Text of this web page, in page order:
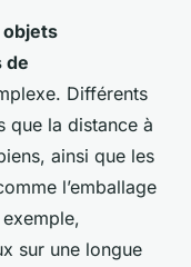
objets
de
Différents
que la distance à
ainsi que les
l’emballage
sur une longue